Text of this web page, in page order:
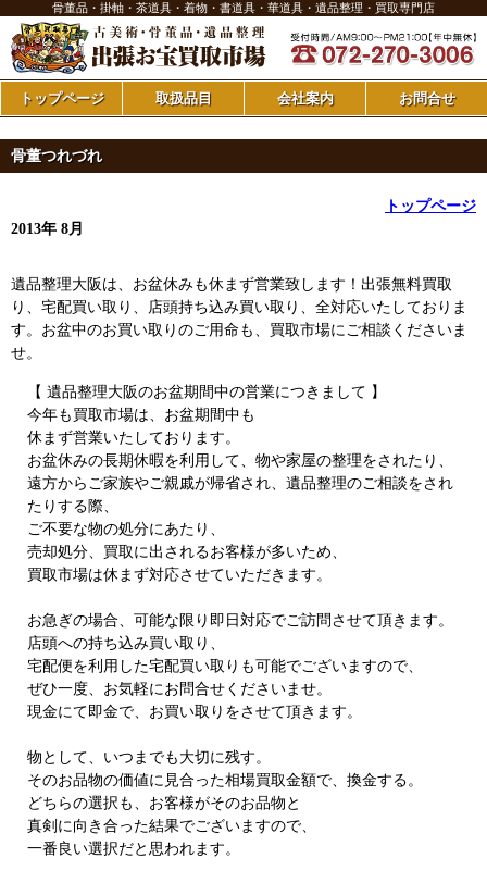
骨董品・掛軸・茶道具・着物・書道具・華道具・遺品整理・買取専門店
トップページ 取扱品目 会社案内 お問合せ
骨董つれづれ
トップページ
2013年 8月
遺品整理大阪は、お盆休みも休まず営業致します！出張無料買取
り、宅配買い取り、店頭持ち込み買い取り、全対応いたしておりま
す。お盆中のお買い取りのご用命も、買取市場にご相談くださいま
せ。
【 遺品整理大阪のお盆期間中の営業につきまして 】
今年も買取市場は、お盆期間中も
休まず営業いたしております。
お盆休みの長期休暇を利用して、物や家屋の整理をされたり、
遠方からご家族やご親戚が帰省され、遺品整理のご相談をされ
たりする際、
ご不要な物の処分にあたり、
売却処分、買取に出されるお客様が多いため、
買取市場は休まず対応させていただきます。
お急ぎの場合、可能な限り即日対応でご訪問させて頂きます。
店頭への持ち込み買い取り、
宅配便を利用した宅配買い取りも可能でございますので、
ぜひ一度、お気軽にお問合せくださいませ。
現金にて即金で、お買い取りをさせて頂きます。
物として、いつまでも大切に残す。
そのお品物の価値に見合った相場買取金額で、換金する。
どちらの選択も、お客様がそのお品物と
真剣に向き合った結果でございますので、
一番良い選択だと思われます。